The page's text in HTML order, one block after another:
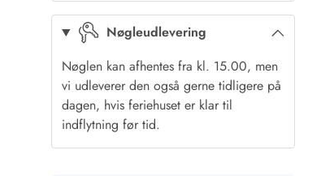
Nøgleudlevering
Nøglen kan afhentes fra kl. 15.00, men
vi udleverer den også gerne tidligere på
dagen, hvis feriehuset er klar til
indflytning før tid.